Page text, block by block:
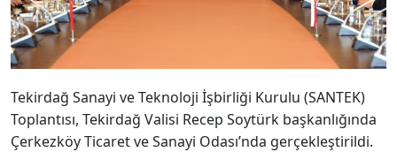
Tekirdağ Sanayi ve Teknoloji İşbirliği Kurulu (SANTEK)
Toplantısı, Tekirdağ Valisi Recep Soytürk başkanlığında
Çerkezköy Ticaret ve Sanayi Odası’nda gerçekleştirildi.